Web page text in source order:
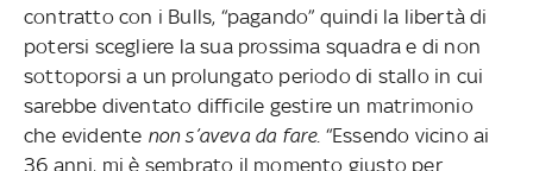
contratto con i Bulls, “pagando” quindi la libertà di
potersi scegliere la sua prossima squadra e di non
sottoporsi a un prolungato periodo di stallo in cui
sarebbe diventato difficile gestire un matrimonio
che evidente non s’aveva da fare. “Essendo vicino ai
36 anni, mi è sembrato il momento giusto per